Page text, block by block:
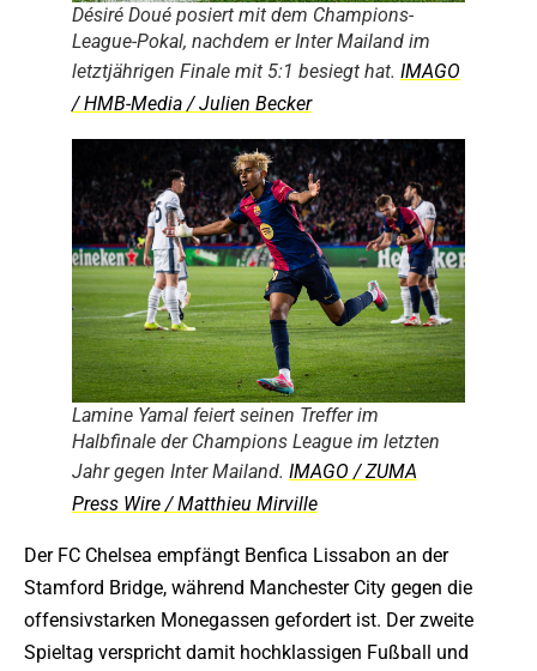
Désiré Doué posiert mit dem Champions-
League-Pokal, nachdem er Inter Mailand im
letztjährigen Finale mit 5:1 besiegt hat. IMAGO
/ HMB-Media / Julien Becker
Lamine Yamal feiert seinen Treffer im
Halbfinale der Champions League im letzten
Jahr gegen Inter Mailand. IMAGO / ZUMA
Press Wire / Matthieu Mirville
Der FC Chelsea empfängt Benfica Lissabon an der
Stamford Bridge, während Manchester City gegen die
offensivstarken Monegassen gefordert ist. Der zweite
Spieltag verspricht damit hochklassigen Fußball und